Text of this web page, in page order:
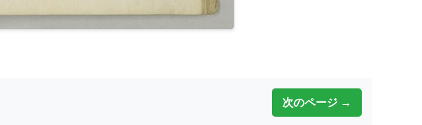
次のページ →